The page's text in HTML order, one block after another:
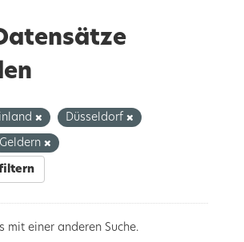
Düsseldorf
Geldern
filtern
mit einer anderen Suche.